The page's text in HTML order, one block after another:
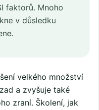
faktorů. Mnoho
v důsledku
velkého množství
a zvyšuje také
zraní. Školení, jak